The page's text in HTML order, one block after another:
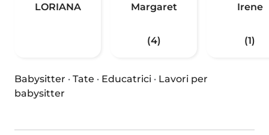
LORIANA Margaret
(4)
Irene
(1)
Babysitter · Tate · Educatrici · Lavori per
babysitter